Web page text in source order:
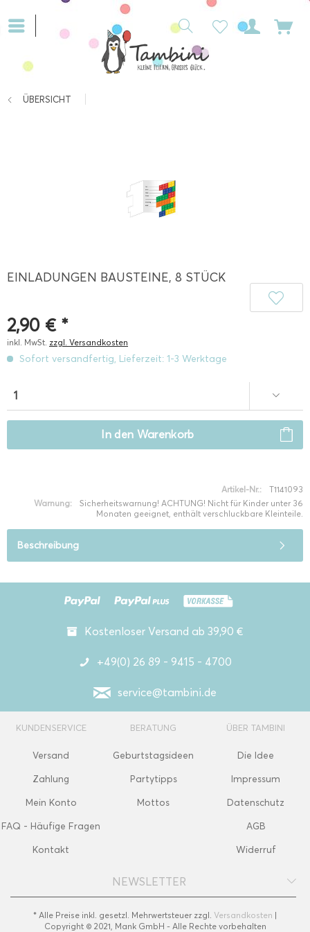
ÜBERSICHT
EINLADUNGEN BAUSTEINE, 8 STÜCK
2,90 € *
inkl. MwSt. zzgl. Versandkosten
Sofort versandfertig, Lieferzeit: 1-3 Werktage
In den Warenkorb
Artikel-Nr.:
T1141093
Warnung:
Sicherheitswarnung! ACHTUNG! Nicht für Kinder unter 36
Monaten geeignet, enthält verschluckbare Kleinteile.
Beschreibung
Kostenloser Versand ab 39,90 €
+49(0) 26 89 - 9415 - 4700
service@tambini.de
KUNDENSERVICE
Versand
Zahlung
Mein Konto
FAQ - Häufige Fragen
Kontakt
BERATUNG
Geburtstagsideen
Partytipps
Mottos
ÜBER TAMBINI
Die Idee
Impressum
Datenschutz
AGB
Widerruf
NEWSLETTER
* Alle Preise inkl. gesetzl. Mehrwertsteuer zzgl. Versandkosten |
Copyright © 2021, Mank GmbH - Alle Rechte vorbehalten